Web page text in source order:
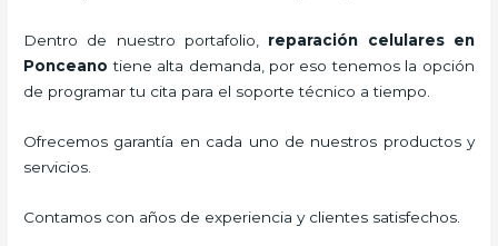
Dentro de nuestro portafolio, reparación celulares en
Ponceano tiene alta demanda, por eso tenemos la opción
de programar tu cita para el soporte técnico a tiempo.
Ofrecemos garantía en cada uno de nuestros productos y
servicios.
Contamos con años de experiencia y clientes satisfechos.